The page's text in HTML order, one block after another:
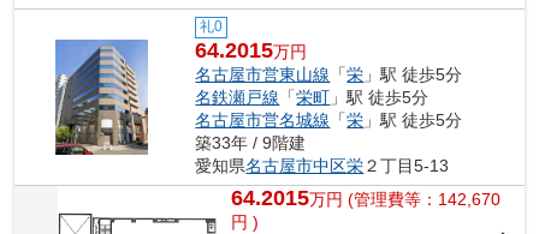
礼0
64.2015万円
名古屋市営東山線 「栄 」駅 徒歩5分
名鉄瀬戸線 「栄町 」駅 徒歩5分
名古屋市営名城線 「栄 」駅 徒歩5分
築33年 / 9階建
愛知県名古屋市中区栄２丁目5-13
64.2015万円 (管理費等：142,670
円 )